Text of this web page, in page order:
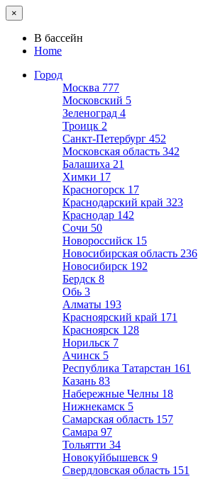
×
В бассейн
Home
Город
Москва 777
Московский 5
Зеленоград 4
Троицк 2
Санкт-Петербург 452
Московская область 342
Балашиха 21
Химки 17
Красногорск 17
Краснодарский край 323
Краснодар 142
Сочи 50
Новороссийск 15
Новосибирская область 236
Новосибирск 192
Бердск 8
Обь 3
Алматы 193
Красноярский край 171
Красноярск 128
Норильск 7
Ачинск 5
Республика Татарстан 161
Казань 83
Набережные Челны 18
Нижнекамск 5
Самарская область 157
Самара 97
Тольятти 34
Новокуйбышевск 9
Свердловская область 151